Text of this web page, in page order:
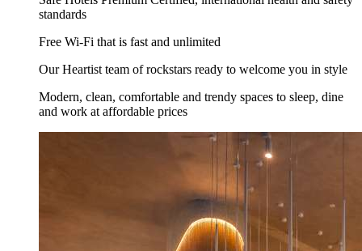
standards
Free Wi-Fi that is fast and unlimited
Our Heartist team of rockstars ready to welcome you in style
Modern, clean, comfortable and trendy spaces to sleep, dine
and work at affordable prices